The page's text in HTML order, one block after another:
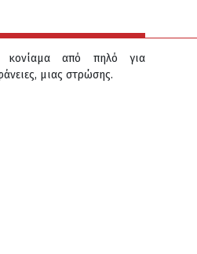
κονίαμα από πηλό για
μιας στρώσης.